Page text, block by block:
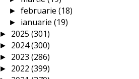
► februarie (18)
► ianuarie (19)
► 2025 (301)
► 2024(300)
► 2023 (286)
► 2022 (399)